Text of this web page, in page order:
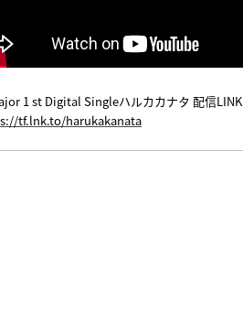
1 st Digital Singleハルカカナタ 配信LINK
tf.lnk.to/harukakanata